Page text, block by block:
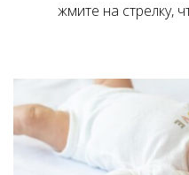
жмите на стрелку,